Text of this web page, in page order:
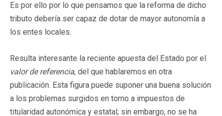
Es por ello por lo que pensamos que la reforma de dicho
tributo debería ser capaz de dotar de mayor autonomía a
los entes locales.
Resulta interesante la reciente apuesta del Estado por el
valor de referencia, del que hablaremos en otra
publicación. Esta figura puede suponer una buena solución
a los problemas surgidos en torno a impuestos de
titularidad autonómica y estatal; sin embargo, no se ha